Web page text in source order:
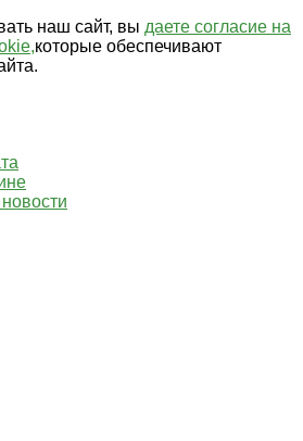
наш сайт, вы даете согласие на
которые обеспечивают